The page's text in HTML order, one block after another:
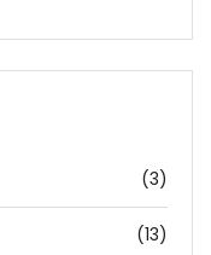
(3)
(13)